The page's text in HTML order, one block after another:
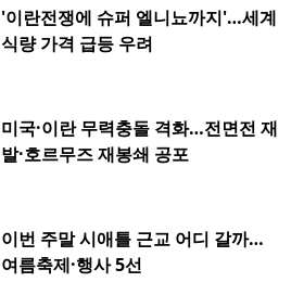
'이란전쟁에 슈퍼 엘니뇨까지'…세계
식량 가격 급등 우려
미국·이란 무력충돌 격화…전면전 재
발·호르무즈 재봉쇄 공포
이번 주말 시애틀 근교 어디 갈까…
여름축제·행사 5선